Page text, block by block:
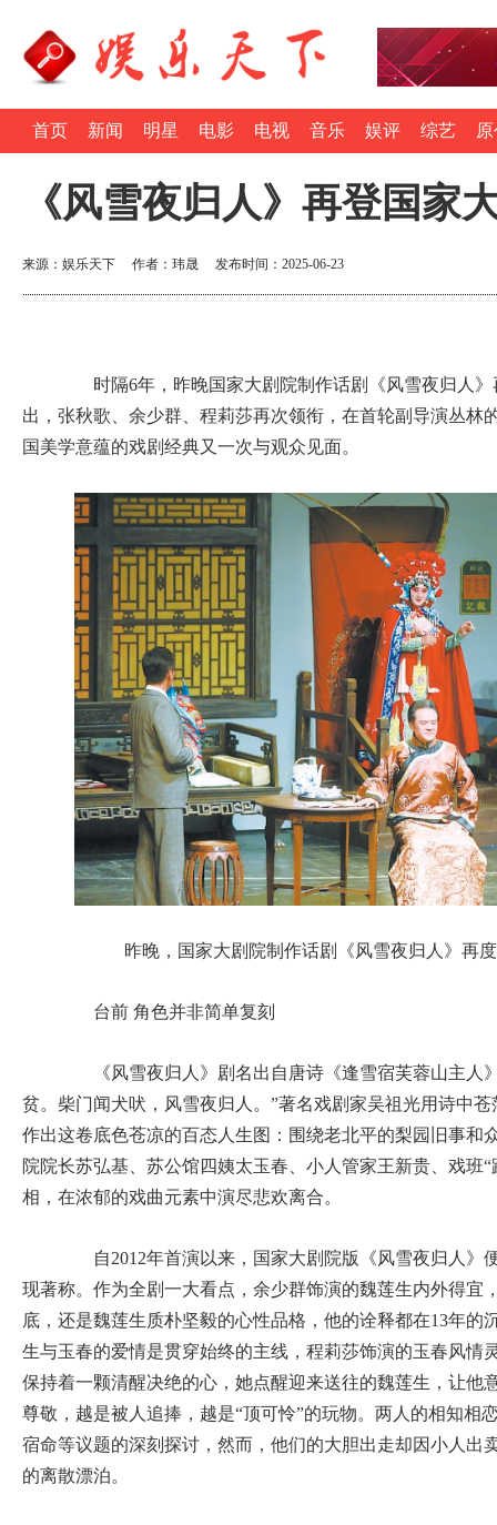
首页 新闻 明星 电影 电视 音乐 娱评 综艺
《风雪夜归人》再登国家
来源：娱乐天下 作者：玮晟 发布时间：2025-06-23
时隔6年，昨晚国家大剧院制作话剧《风雪夜归人》
出，张秋歌、余少群、程莉莎再次领衔，在首轮副导演丛林
国美学意蕴的戏剧经典又一次与观众见面。
昨晚，国家大剧院制作话剧《风雪夜归人》再
台前 角色并非简单复刻
《风雪夜归人》剧名出自唐诗《逢雪宿芙蓉山主人
贫。柴门闻犬吠，风雪夜归人。”著名戏剧家吴祖光用诗中
作出这卷底色苍凉的百态人生图：围绕老北平的梨园旧事和
院院长苏弘基、苏公馆四姨太玉春、小人管家王新贵、戏班
相，在浓郁的戏曲元素中演尽悲欢离合。
自2012年首演以来，国家大剧院版《风雪夜归人》
现著称。作为全剧一大看点，余少群饰演的魏莲生内外得宜
底，还是魏莲生质朴坚毅的心性品格，他的诠释都在13年的
生与玉春的爱情是贯穿始终的主线，程莉莎饰演的玉春风情
保持着一颗清醒决绝的心，她点醒迎来送往的魏莲生，让他
尊敬，越是被人追捧，越是“顶可怜”的玩物。两人的相知相
宿命等议题的深刻探讨，然而，他们的大胆出走却因小人出
的离散漂泊。